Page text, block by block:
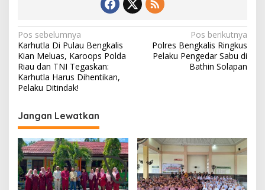
N
a
v
i
a
s
i
p
o
Pos sebelumnya
Karhutla Di Pulau Bengkalis
Kian Meluas, Karoops Polda
Riau dan TNI Tegaskan:
Karhutla Harus Dihentikan,
Pelaku Ditindak!
Pos berikutnya
Polres Bengkalis Ringkus
Pelaku Pengedar Sabu di
Bathin Solapan
Jangan Lewatkan